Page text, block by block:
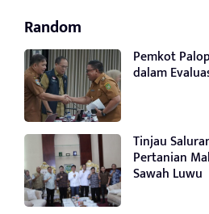
Random
Pemkot
dalam
Tinjau
Pertanian
Sawah Luwu